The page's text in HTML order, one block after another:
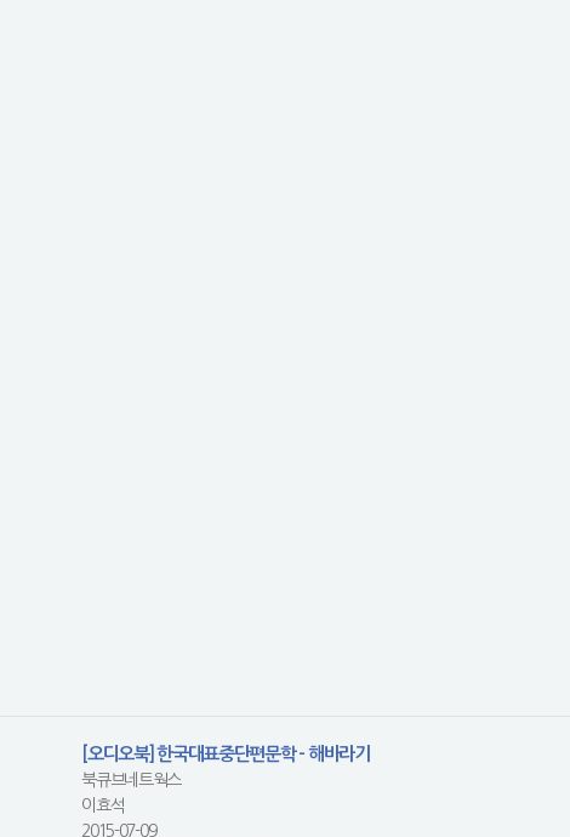
[오디오북] 한국대표중단편문학 - 해바라기
북큐브네트웍스
이효석
2015-07-09